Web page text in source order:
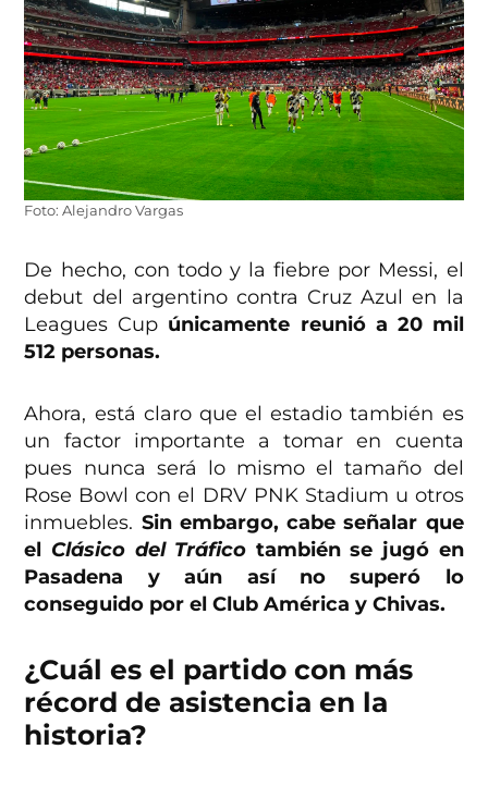
Foto: Alejandro Vargas
De hecho, con todo y la fiebre por Messi, el
debut del argentino contra Cruz Azul en la
Leagues Cup únicamente reunió a 20 mil
512 personas.
Ahora, está claro que el estadio también es
un factor importante a tomar en cuenta
pues nunca será lo mismo el tamaño del
Rose Bowl con el DRV PNK Stadium u otros
inmuebles. Sin embargo, cabe señalar que
el Clásico del Tráfico también se jugó en
Pasadena y aún así no superó lo
conseguido por el Club América y Chivas.
¿Cuál es el partido con más
récord de asistencia en la
historia?